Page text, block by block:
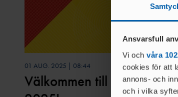
Ansvarsfull
Vi och våra
cookies för att
annons- och
och i vilka
01 AUG. 2025 | 08:44
Välkommen till Friidrotts-